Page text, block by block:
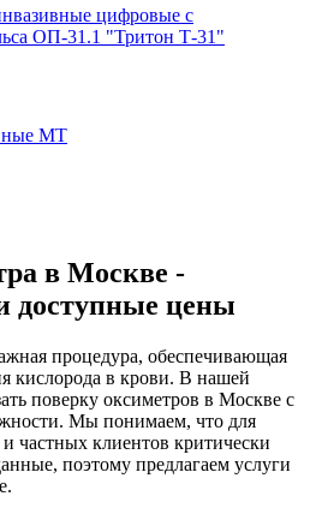
цифровые с
ОП-31.1 "Тритон Т-31"
МТ
в Москве -
доступные цены
процедура, обеспечивающая
кислорода в крови. В нашей
поверку оксиметров в Москве с
Мы понимаем, что для
частных клиентов критически
поэтому предлагаем услуги